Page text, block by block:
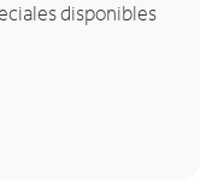
disponibles